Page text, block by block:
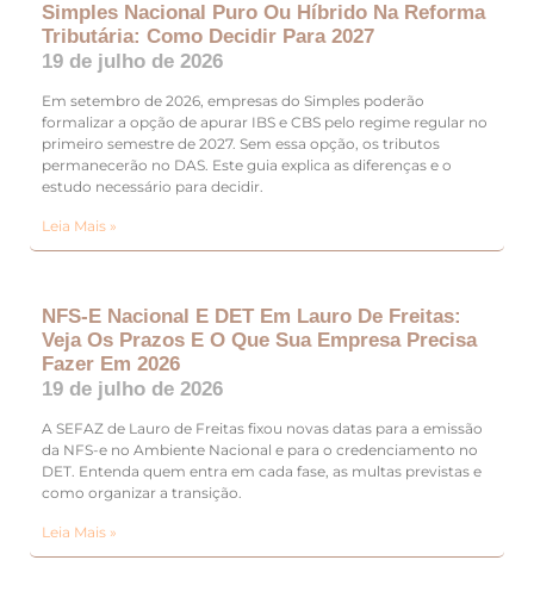
Simples Nacional Puro Ou Híbrido Na Reforma
Tributária: Como Decidir Para 2027
19 de julho de 2026
Em setembro de 2026, empresas do Simples poderão
formalizar a opção de apurar IBS e CBS pelo regime regular no
primeiro semestre de 2027. Sem essa opção, os tributos
permanecerão no DAS. Este guia explica as diferenças e o
estudo necessário para decidir.
Leia Mais »
NFS-E Nacional E DET Em Lauro De Freitas:
Veja Os Prazos E O Que Sua Empresa Precisa
Fazer Em 2026
19 de julho de 2026
A SEFAZ de Lauro de Freitas fixou novas datas para a emissão
da NFS-e no Ambiente Nacional e para o credenciamento no
DET. Entenda quem entra em cada fase, as multas previstas e
como organizar a transição.
Leia Mais »